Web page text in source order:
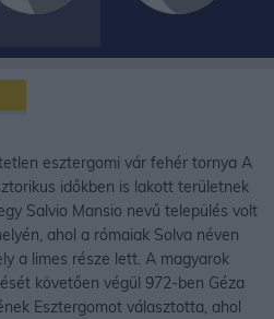
esztergomi vár fehér tornya A
időkben is lakott területnek
Salvio Mansio nevű település volt
ahol a rómaiak Solva néven
a limes része lett. A magyarok
követően végül 972-ben Géza
Esztergomot választotta, ahol